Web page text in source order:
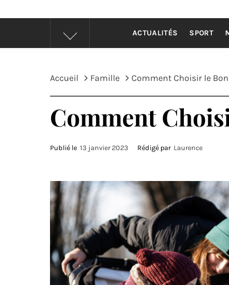
ACTUALITÉS SPORT
Accueil Famille Comment Choisir le
Comment
Publié le 13 janvier 2023 Rédigé par Laurence